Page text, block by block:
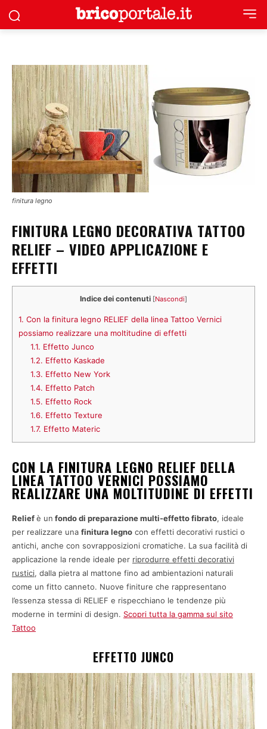
finitura legno
FINITURA LEGNO DECORATIVA TATTOO
RELIEF – VIDEO APPLICAZIONE E
EFFETTI
Indice dei contenuti [Nascondi]
1. Con la finitura legno RELIEF della linea Tattoo Vernici
possiamo realizzare una moltitudine di effetti
1.1. Effetto Junco
1.2. Effetto Kaskade
1.3. Effetto New York
1.4. Effetto Patch
1.5. Effetto Rock
1.6. Effetto Texture
1.7. Effetto Materic
CON LA FINITURA LEGNO RELIEF DELLA
LINEA TATTOO VERNICI POSSIAMO
REALIZZARE UNA MOLTITUDINE DI EFFETTI
Reliefè un fondo di preparazione multi-effetto fibrato, ideale
per realizzare una finitura legno con effetti decorativi rustici o
antichi, anche con sovrapposizioni cromatiche. La sua facilità di
applicazione la rende ideale per riprodurre effetti decorativi
rustici, dalla pietra al mattone fino ad ambientazioni naturali
come un fitto canneto. Nuove finiture che rappresentano
l’essenza stessa di RELIEF e rispecchiano le tendenze più
moderne in termini di design. Scopri tutta la gamma sul sito
Tattoo
EFFETTO JUNCO